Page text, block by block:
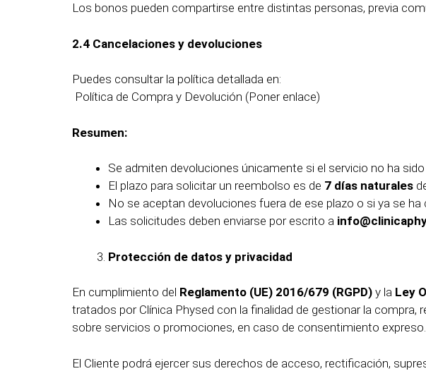
Los bonos pueden compartirse entre distintas personas, previa
2.4 Cancelaciones y devoluciones
Puedes consultar la política detallada en:
Política de Compra y Devolución (Poner enlace)
Resumen:
Se admiten devoluciones únicamente si el servicio no ha
El plazo para solicitar un reembolso es de 7 días naturales
No se aceptan devoluciones fuera de ese plazo o si ya se
Las solicitudes deben enviarse por escrito a
Protección de datos y privacidad
En cumplimiento del Reglamento (UE) 2016/679 (RGPD) y la Ley
tratados por Clínica Physed con la finalidad de gestionar la
sobre servicios o promociones, en caso de consentimiento expreso.
El Cliente podrá ejercer sus derechos de acceso, rectificación,